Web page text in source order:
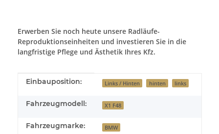
Erwerben Sie noch heute unsere Radläufe-
Reproduktionseinheiten und investieren Sie in die
langfristige Pflege und Ästhetik Ihres Kfz.
Produkteigenschaft
Wert
Einbauposition: Links / Hinten hinten links
Fahrzeugmodell: X1 F48
Fahrzeugmarke: BMW